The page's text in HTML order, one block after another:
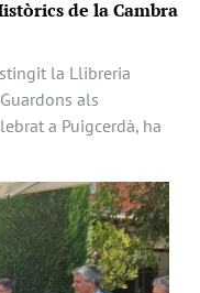
de la Cambra
la Llibreria
als
a Puigcerdà, ha